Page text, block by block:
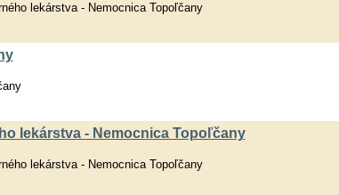
lekárstva - Nemocnica Topoľčany
lekárstva - Nemocnica Topoľčany
lekárstva - Nemocnica Topoľčany